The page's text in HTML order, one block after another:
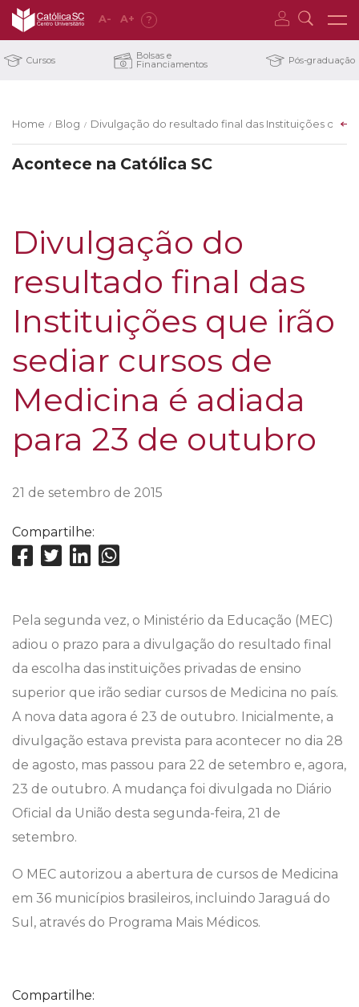
A- A+ ?
Cursos Bolsas e
Financiamentos Pós-graduação
Home / Blog / Divulgação do resultado final das Instituições que
Acontece na Católica SC
Divulgação do
resultado final das
Instituições que irão
sediar cursos de
Medicina é adiada
para 23 de outubro
21 de setembro de 2015
Compartilhe:
Pela segunda vez, o Ministério da Educação (MEC)
adiou o prazo para a divulgação do resultado final
da escolha das instituições privadas de ensino
superior que irão sediar cursos de Medicina no país.
A nova data agora é 23 de outubro. Inicialmente, a
divulgação estava prevista para acontecer no dia 28
de agosto, mas passou para 22 de setembro e, agora,
23 de outubro. A mudança foi divulgada no Diário
Oficial da União desta segunda-feira, 21 de
setembro.
O MEC autorizou a abertura de cursos de Medicina
em 36 municípios brasileiros, incluindo Jaraguá do
Sul, através do Programa Mais Médicos.
Compartilhe: